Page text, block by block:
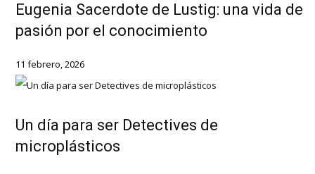
Eugenia Sacerdote de Lustig: una vida de
pasión por el conocimiento
11 febrero, 2026
Un día para ser Detectives de
microplásticos